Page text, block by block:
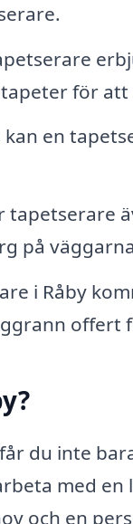
för
en
tapetserare
på
i Råby
offert
du inte
med
och en